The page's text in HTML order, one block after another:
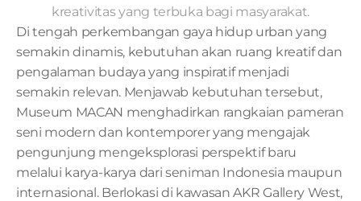
kreativitas yang terbuka bagi masyarakat.
Di tengah perkembangan gaya hidup urban yang
semakin dinamis, kebutuhan akan ruang kreatif dan
pengalaman budaya yang inspiratif menjadi
semakin relevan. Menjawab kebutuhan tersebut,
Museum MACAN menghadirkan rangkaian pameran
seni modern dan kontemporer yang mengajak
pengunjung mengeksplorasi perspektif baru
melalui karya-karya dari seniman Indonesia maupun
internasional. Berlokasi di kawasan AKR Gallery West,